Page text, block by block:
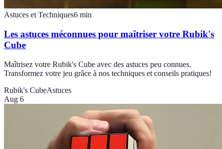
Astuces et Techniques6 min
Les astuces méconnues pour maîtriser votre Rubik's
Cube
Maîtrisez votre Rubik's Cube avec des astuces peu connues.
Transformez votre jeu grâce à nos techniques et conseils pratiques!
Rubik's CubeAstuces
Aug 6